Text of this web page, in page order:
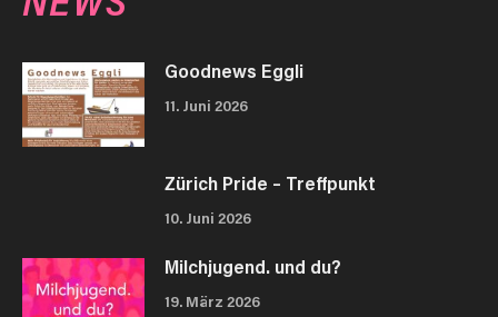
Goodnews Eggli
11. Juni 2026
Zürich Pride – Treffpunkt
10. Juni 2026
Milchjugend. und du?
19. März 2026